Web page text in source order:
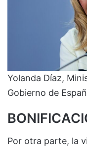
Yolanda Díaz,
Gobierno de
Por otra parte, la